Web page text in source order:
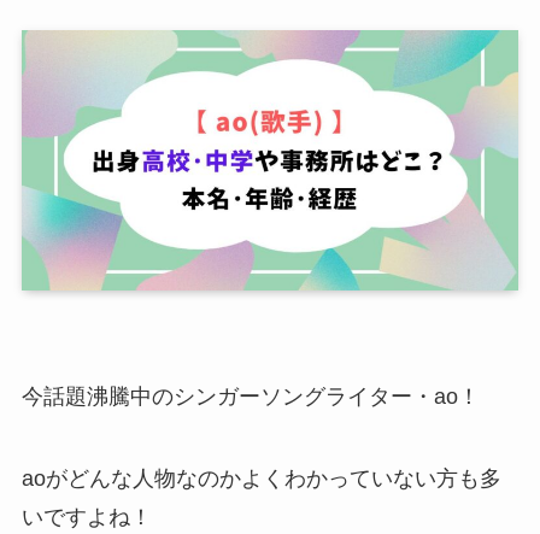
今話題沸騰中のシンガーソングライター・ao！
aoがどんな人物なのかよくわかっていない方も多
いですよね！